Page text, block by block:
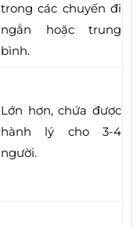
trong các chuyến đi
ngắn hoặc trung
bình.
Lớn hơn, chứa được
hành lý cho 3-4
người.